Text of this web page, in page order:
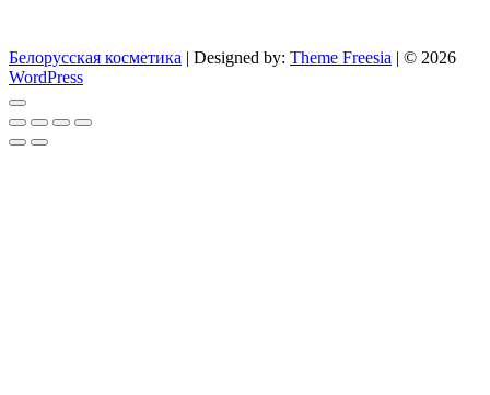
Белорусская косметика | Designed by: Theme Freesia | © 2026
WordPress
Go
to
top